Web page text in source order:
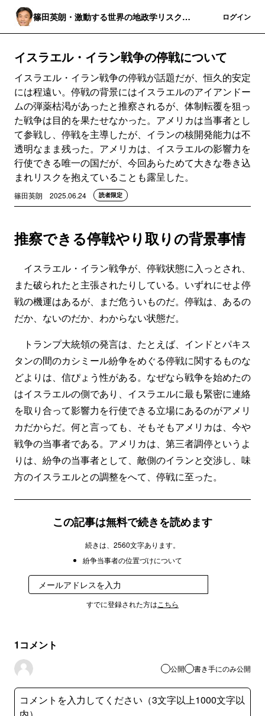
篠田英朗・激動する世界の地政学リスクを
ログイン
イスラエル・イラン戦争の停戦について
イスラエル・イラン戦争の停戦が話題だが、恒久的安定
には程遠い。停戦の背景にはイスラエルのアイアンドー
ムの弾薬枯渇があったと推察されるが、体制転覆を狙っ
た戦争は目的を果たせなかった。アメリカは当事者とし
て参戦し、停戦を主導したが、イランの核開発能力は不
透明なまま残った。アメリカは、イスラエルの影響力を
行使できる唯一の国だが、今回あらためて大きな巻き込
まれリスクを抱えていることも露呈した。
篠田英朗 2025.06.24 読者限定
推察できる停戦やり取りの背景事情
イスラエル・イラン戦争が、停戦状態に入っとされ、
また破られたと主張されたりしている。いずれにせよ停
戦の機運はあるが、まだ危ういものだ。停戦は、あるの
だか、ないのだか、わからない状態だ。
トランプ大統領の発言は、たとえば、インドとパキス
タンの間のカシミール紛争をめぐる停戦に関するものな
どよりは、信ぴょう性がある。なぜなら戦争を始めたの
はイスラエルの側であり、イスラエルに最も緊密に連絡
を取り合って影響力を行使できる立場にあるのがアメリ
カだからだ。何と言っても、そもそもアメリカは、今や
戦争の当事者である。アメリカは、第三者調停というよ
りは、紛争の当事者として、敵側のイランと交渉し、味
方のイスラエルとの調整をへて、停戦に至った。
この記事は無料で続きを読めます
続きは、2560文字あります。
紛争当事者の位置づけについて
すでに登録された方は こちら
1 コメント
公開 書き手にのみ公開